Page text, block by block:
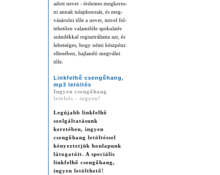
adott ne­vet - ér­dem­es meg­ke­res­
ni an­nak tu­laj­donos­át, és meg­
vá­sárol­ni tő­le a ne­vet, mi­vel fel­
te­hető­en va­lami­féle spe­ku­la­tív
szán­dék­kal re­gisztrál­tat­ta azt, és
le­het­sé­ges, hogy né­mi kész­pénz
el­lené­ben, haj­lan­dó meg­vál­ni
tő­le.
Linkfelhő csengőhang,
mp3 letöltés
Ingyen csengőhang
letöltés - ingyen!
Legújabb linkfelhő
szolgáltatásunk
keretében, ingyen
csengőhang letöltéssel
kényeztetjük honlapunk
látogatóit. A speciális
linkfelhő csengőhang,
ingyen letölthető !